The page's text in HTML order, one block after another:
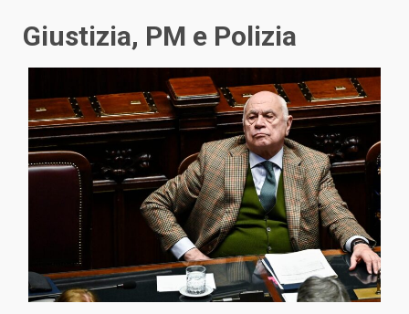
Giustizia, PM e Polizia